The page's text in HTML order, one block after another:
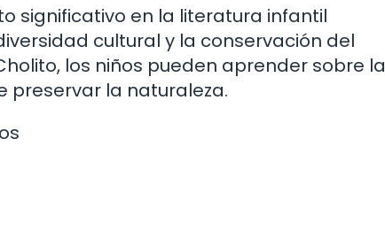
significativo en la literatura infantil
cultural y la conservación del
los niños pueden aprender sobre la
preservar la naturaleza.